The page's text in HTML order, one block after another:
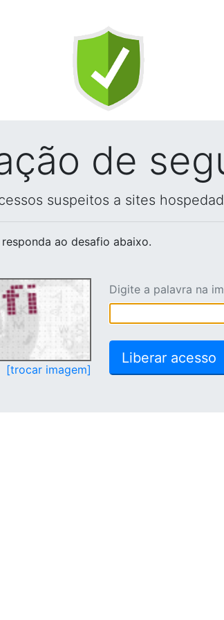
de
suspeitos a sites
responda ao desafio abaixo.
[trocar imagem]
Digite a palavra na